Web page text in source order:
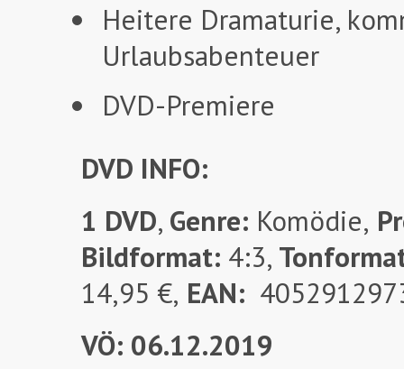
Heitere Dramaturie,
Urlaubsabenteuer
DVD-Premiere
DVD INFO:
1 DVD, Genre: Komödie,
Bildformat: 4:3,
14,95 €, EAN:
VÖ: 06.12.2019